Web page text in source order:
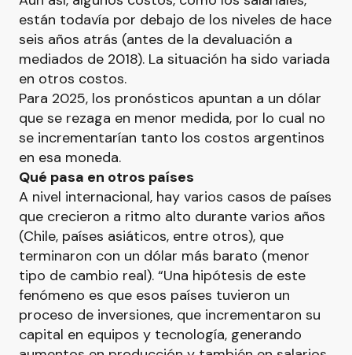
están todavía por debajo de los niveles de hace
seis años atrás (antes de la devaluación a
mediados de 2018). La situación ha sido variada
en otros costos.
Para 2025, los pronósticos apuntan a un dólar
que se rezaga en menor medida, por lo cual no
se incrementarían tanto los costos argentinos
en esa moneda.
Qué pasa en otros países
A nivel internacional, hay varios casos de países
que crecieron a ritmo alto durante varios años
(Chile, países asiáticos, entre otros), que
terminaron con un dólar más barato (menor
tipo de cambio real). “Una hipótesis de este
fenómeno es que esos países tuvieron un
proceso de inversiones, que incrementaron su
capital en equipos y tecnología, generando